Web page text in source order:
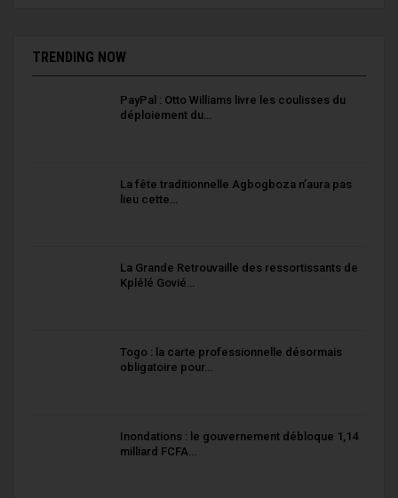
TRENDING NOW
PayPal : Otto Williams livre les coulisses du
déploiement du…
La fête traditionnelle Agbogboza n’aura pas
lieu cette…
La Grande Retrouvaille des ressortissants de
Kplélé Govié…
Togo : la carte professionnelle désormais
obligatoire pour…
Inondations : le gouvernement débloque 1,14
milliard FCFA…